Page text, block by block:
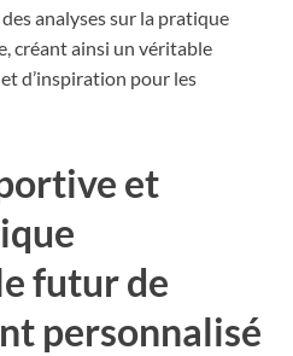
analyses sur la pratique
créant ainsi un véritable
d’inspiration pour les
et
futur de
personnalisé